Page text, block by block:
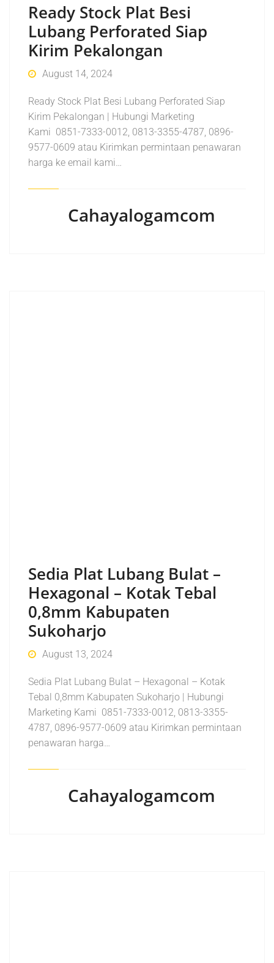
Ready Stock Plat Besi
Lubang Perforated Siap
Kirim Pekalongan
August 14, 2024
Ready Stock Plat Besi Lubang Perforated Siap
Kirim Pekalongan | Hubungi Marketing
Kami 0851-7333-0012, 0813-3355-4787, 0896-
9577-0609 atau Kirimkan permintaan penawaran
harga ke email kami…
Cahayalogamcom
Sedia Plat Lubang Bulat –
Hexagonal – Kotak Tebal
0,8mm Kabupaten
Sukoharjo
August 13, 2024
Sedia Plat Lubang Bulat – Hexagonal – Kotak
Tebal 0,8mm Kabupaten Sukoharjo | Hubungi
Marketing Kami 0851-7333-0012, 0813-3355-
4787, 0896-9577-0609 atau Kirimkan permintaan
penawaran harga…
Cahayalogamcom